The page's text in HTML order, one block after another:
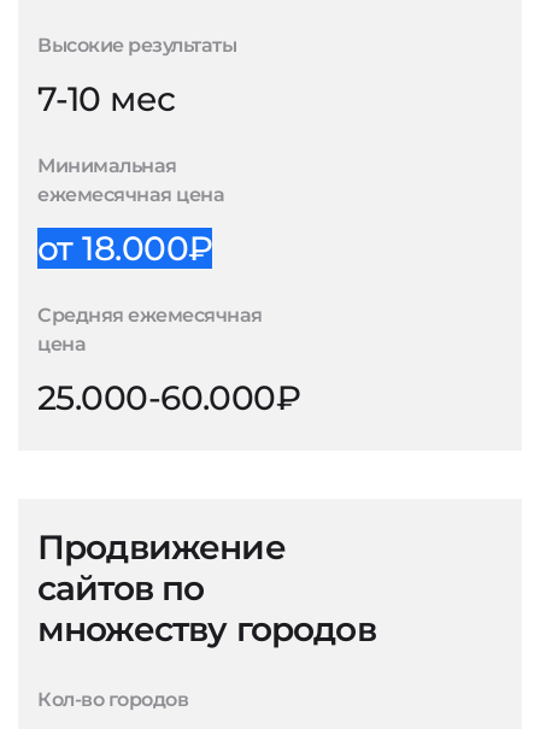
Высокие результаты
7-10 мес
Минимальная
ежемесячная цена
от 18.000₽
Средняя ежемесячная
цена
25.000-60.000₽
Продвижение
сайтов по
множеству городов
Кол-во городов